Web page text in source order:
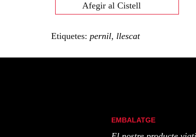
Afegir al Cistell
Etiquetes: pernil, llescat
EMBALATGE